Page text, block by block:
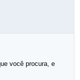
você procura, e